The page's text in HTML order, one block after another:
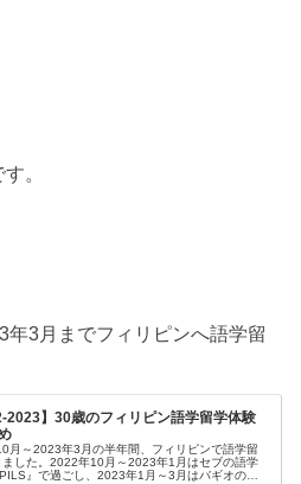
す。
3月までフィリピンへ語学留
2023】30歳のフィリピン語学留学体験
月～2023年3月の半年間、フィリピンで語学留
ました。2022年10月～2023年1月はセブの語学
』で過ごし、2023年1月～3月はバギオの語